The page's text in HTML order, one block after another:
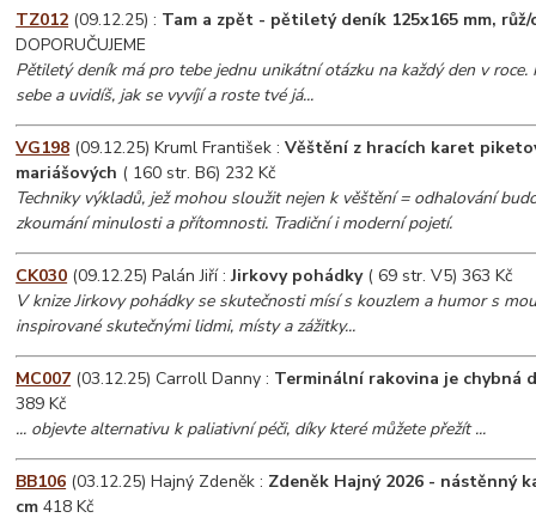
TZ012 (09.12.25) : Tam a zpět - pětiletý deník 125x165 mm, růž/
DOPORUČUJEME
Pětiletý deník má pro tebe jednu unikátní otázku na každý den v roce.
sebe a uvidíš, jak se vyvíjí a roste tvé já...
VG198 (09.12.25) Kruml František :Věštění z hracích karet
mariášových ( 160 str. B6) 232 Kč
Techniky výkladů, jež mohou sloužit nejen k věštění = odhalování
zkoumání minulosti a přítomnosti. Tradiční i moderní pojetí.
CK030 (09.12.25) Palán Jiří :Jirkovy pohádky( 69 str. V5) 363 Kč
V knize Jirkovy pohádky se skutečnosti mísí s kouzlem a humor s
inspirované skutečnými lidmi, místy a zážitky...
MC007 (03.12.25) Carroll Danny : Terminální rakovina je chybná
389 Kč
... objevte alternativu k paliativní péči, díky které můžete přežít ...
BB106 (03.12.25) Hajný Zdeněk : Zdeněk Hajný 2026 - nástěnný
cm 418 Kč